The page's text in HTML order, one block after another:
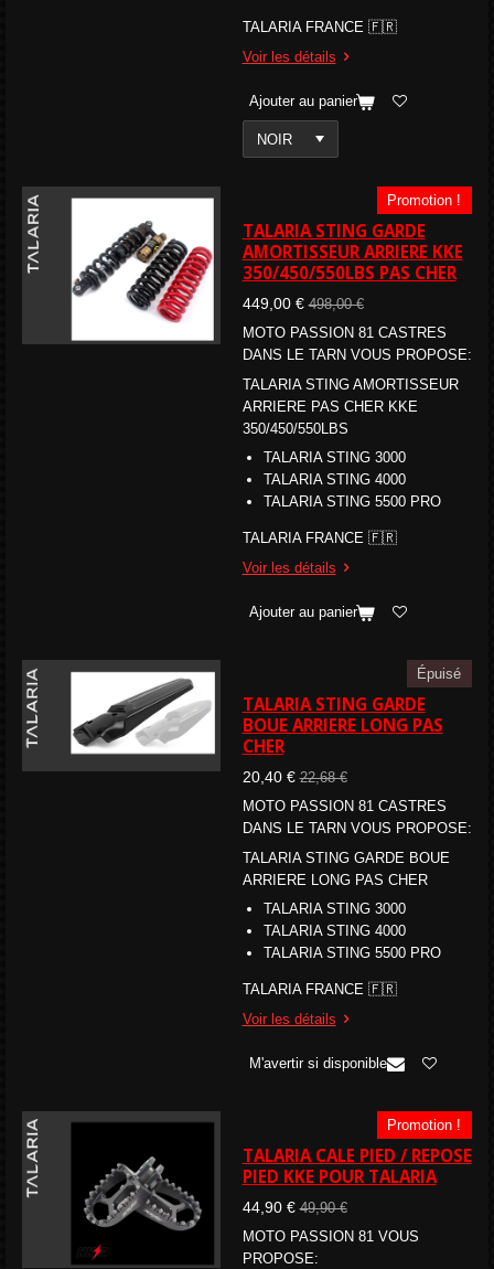
TALARIA FRANCE 🇫🇷
Voir les détails
Ajouter au panier
Promotion !
TALARIA STING GARDE
AMORTISSEUR ARRIERE KKE
350/450/550LBS PAS CHER
449,00 € 498,00 €
MOTO PASSION 81 CASTRES
DANS LE TARN VOUS PROPOSE:
TALARIA STING AMORTISSEUR
ARRIERE PAS CHER KKE
350/450/550LBS
TALARIA STING 3000
TALARIA STING 4000
TALARIA STING 5500 PRO
TALARIA FRANCE 🇫🇷
Voir les détails
Ajouter au panier
Épuisé
TALARIA STING GARDE
BOUE ARRIERE LONG PAS
CHER
20,40 € 22,68 €
MOTO PASSION 81 CASTRES
DANS LE TARN VOUS PROPOSE:
TALARIA STING GARDE BOUE
ARRIERE LONG PAS CHER
TALARIA STING 3000
TALARIA STING 4000
TALARIA STING 5500 PRO
TALARIA FRANCE 🇫🇷
Voir les détails
M'avertir si disponible
Promotion !
TALARIA CALE PIED / REPOSE
PIED KKE POUR TALARIA
44,90 € 49,90 €
MOTO PASSION 81 VOUS
PROPOSE: